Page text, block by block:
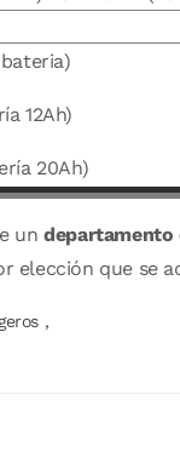
bateria)
12Ah)
20Ah)
undepartamento
elección que se
,